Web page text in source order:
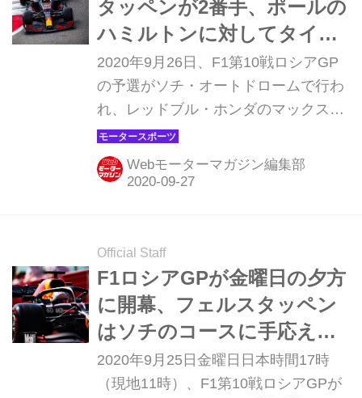
タッペンが2番手、ポールの
ハミルトンに対してタイヤ
アドバンテージも【モータ
ースポーツ】
2020年9月26日、F1第10戦ロシアGP
の予選がソチ・オートドロームで行わ
れ、レッドブル・ホンダのマックス・
フェルスタッペンがフロントロウ2番
グリッドを獲得した。ポールポジショ
ンはメルセデスAMGのルイス・ハミル
ュタイアGP以来、今季2度目のフロン
トロウからのスタートになる。レッド
ブル・ホンダのアレクサンダー・アル
ボンは10番手、アルファタウリ・ホン
ダのピエール・ガスリーは9番手だっ
た。
Webモーターマガジン編集部
Official Staff
F1ロシアGPが金曜日の夕方
に開幕、フェルスタッペン
はソチのコースに手応えあ
りとコメント【モータース
ポーツ】
2020年9月25日金曜日日本時間17時
（現地11時）、F1第10戦ロシアGPが